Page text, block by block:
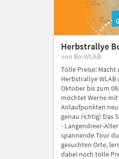
Herbstrallye
von Bo-WLAB
Tolle Preise:
Herbstrallye
Oktober bis zum
möchtet Werne
Anlaufpunkten
genau richtig! Das
- Langendreer-
spannende Tour
gesuchten Orte,
dabei noch tolle